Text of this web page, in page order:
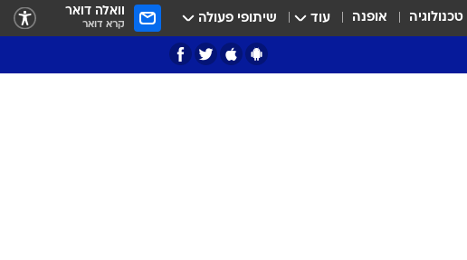
טכנולוגיה אופנה עוד שיתופי פעולה וואלה דואר
קרא דואר